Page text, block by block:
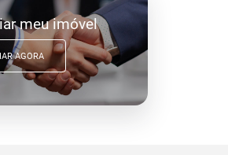
meu imóvel
AGORA